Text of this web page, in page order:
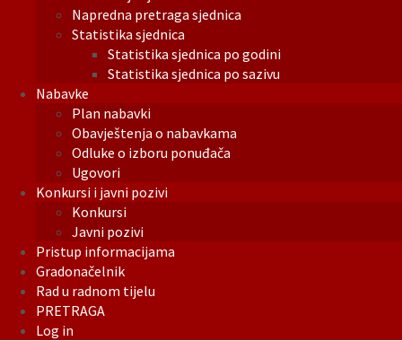
Napredna pretraga sjednica
Statistika sjednica
Statistika sjednica po godini
Statistika sjednica po sazivu
Nabavke
Plan nabavki
Obavještenja o nabavkama
Odluke o izboru ponuđača
Ugovori
Konkursi i javni pozivi
Konkursi
Javni pozivi
Pristup informacijama
Gradonačelnik
Rad u radnom tijelu
PRETRAGA
Log in